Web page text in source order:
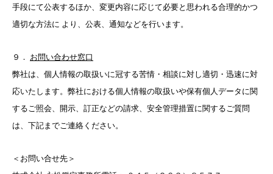
手段にて公表するほか、変更内容に応じて必要と思われる合理的かつ
適切な方法に より、公表、通知などを行います。
９． お問い合わせ窓口
弊社は、個人情報の取扱いに冠する苦情・相談に対し適切・迅速に対
応いたします。弊社における個人情報の取扱いや保有個人データに関
するご照会、開示、訂正などの請求、安全管理措置に関するご質問
は、下記までご連絡ください。
＜お問い合せ先＞